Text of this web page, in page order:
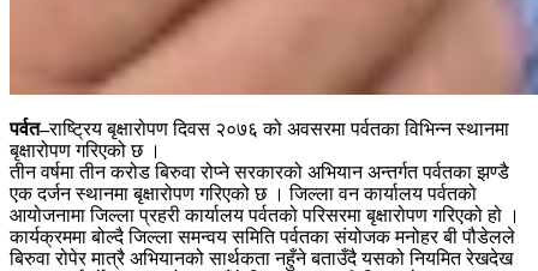
पर्वत–राष्ट्रिय बृक्षारोपण दिवस २०७६ को अवसरमा पर्वतका विभिन्न स्थानमा
बृक्षारोपण गरिएको छ ।
तीन वर्षमा तीन करोड बिरुवा रोप्ने सरकारको अभियान अन्तर्गत पर्वतका झण्डै
एक दर्जन स्थानमा बृक्षारोपण गरिएको छ । जिल्ला वन कार्यालय पर्वतको
आयोजनामा जिल्ला प्रहरी कार्यालय पर्वतको परिसरमा बृक्षारोपण गरिएको हो ।
कार्यक्रममा बोल्दै जिल्ला समन्वय समिति पर्वतका संयोजक मनोहर बी पौडेलले
बिरुवा रोपेर मात्रै अभियानको सार्थकता नहुँने बताउँदै यसको नियमित रेखदेख